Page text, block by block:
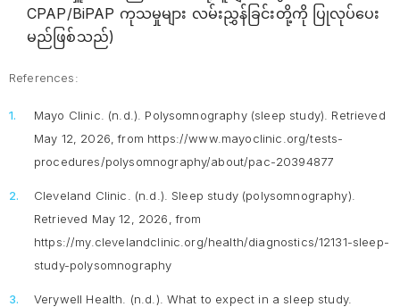
CPAP/BiPAP ကုသမှုများ လမ်းညွှန်ခြင်းတို့ကို ပြုလုပ်ပေး
မည်ဖြစ်သည်)
References:
Mayo Clinic. (n.d.). Polysomnography (sleep study).
Retrieved
May 12, 2026, from https://www.mayoclinic.org/tests-
procedures/polysomnography/about/pac-20394877
Cleveland Clinic. (n.d.). Sleep study (polysomnography).
Retrieved May 12, 2026, from
https://my.clevelandclinic.org/health/diagnostics/12131-sleep-
study-polysomnography
Verywell Health. (n.d.). What to expect in a sleep study.